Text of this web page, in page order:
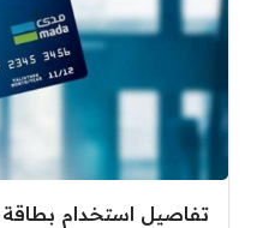
تفاصيل استخدام